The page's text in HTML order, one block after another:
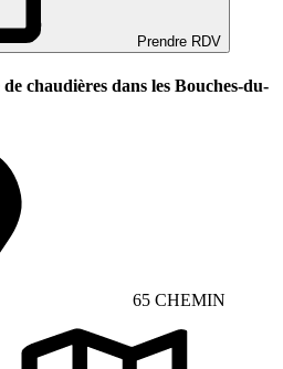
Prendre RDV
chaudières dans les Bouches-du-
65 CHEMIN